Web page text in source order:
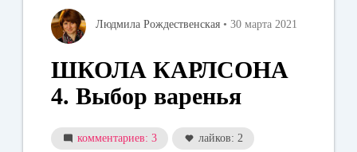
Людмила Рождественская • 30 марта 2021
ШКОЛА КАРЛСОНА
4. Выбор варенья
комментариев: 3 лайков: 2